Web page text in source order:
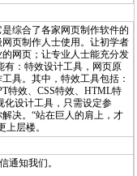
综合了各家网页制作软件的
页制作人士使用。让初学者
网页；让专业人士能充分发
有：特效设计工具，网页原
具。其中，特效工具包括：
特效、CSS特效、HTML特
化设计工具，只需设定参
决。“站在巨人的肩上，才
层楼。
通知我们。